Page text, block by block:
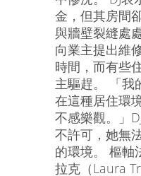
金，但其房間
與牆壁裂縫處
向業主提出維
時間，而有些
主驅趕。 「我
在這種居住環
不感樂觀。」
不許可，她無
的環境。 樞軸
拉克（Laura